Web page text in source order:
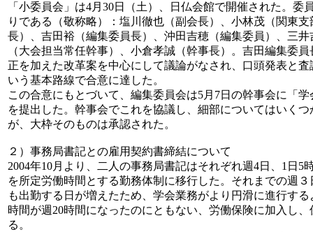
「小委員会」は4月30日（土）、日仏会館で開催された。委
りである（敬称略）：塩川徹也（副会長）、小林茂（関東
長）、吉田裕（編集委員長）、沖田吉穂（編集委員）、三
（大会担当常任幹事）、小倉孝誠（幹事長）。吉田編集委
正を加えた改革案を中心にして議論がなされ、口頭発表と
いう基本路線で合意に達した。
この合意にもとづいて、編集委員会は5月7日の幹事会に「
を提出した。幹事会でこれを協議し、細部についてはいく
が、大枠そのものは承認された。
２）事務局書記との雇用契約書締結について
2004年10月より、二人の事務局書記はそれぞれ週4日、1日5
を所定労働時間とする勤務体制に移行した。それまでの週
も出勤する日が増えたため、学会業務がより円滑に進行す
時間が週20時間になったのにともない、労働保険に加入し
る。